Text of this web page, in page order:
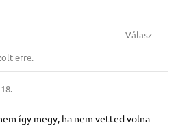
Válasz
erre.
így megy, ha nem vetted volna